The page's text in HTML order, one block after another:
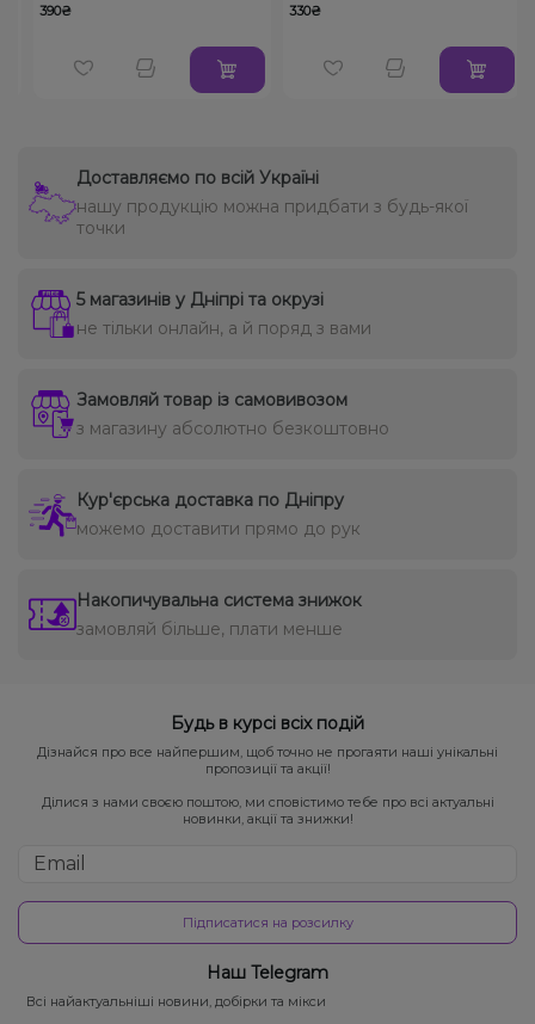
390₴ 330₴
Доставляємо по всій Україні
нашу продукцію можна придбати з будь-якої
точки
5 магазинів у Дніпрі та окрузі
не тільки онлайн, а й поряд з вами
Замовляй товар із самовивозом
з магазину абсолютно безкоштовно
Кур'єрська доставка по Дніпру
можемо доставити прямо до рук
Накопичувальна система знижок
замовляй більше, плати менше
Будь в курсі всіх подій
Дізнайся про все найпершим, щоб точно не прогаяти наші унікальні
пропозиції та акції!
Ділися з нами своєю поштою, ми сповістимо тебе про всі актуальні
новинки, акції та знижки!
Підписатися на розсилку
Наш Telegram
Всі найактуальніші новини, добірки та мікси